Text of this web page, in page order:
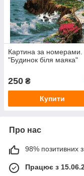
Картина за номерами.
"Будинок біля маяка"
250 ₴
Купити
Про нас
98% позитивних з
Працює з